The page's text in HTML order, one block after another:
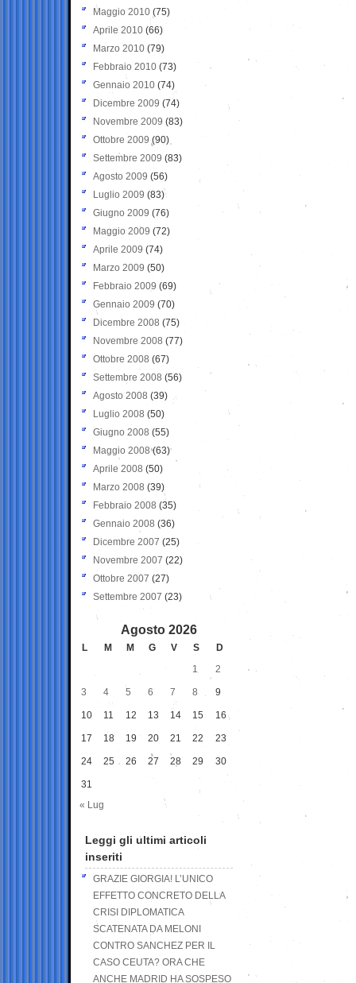
Maggio 2010 (75)
Aprile 2010 (66)
Marzo 2010 (79)
Febbraio 2010 (73)
Gennaio 2010 (74)
Dicembre 2009 (74)
Novembre 2009 (83)
Ottobre 2009 (90)
Settembre 2009 (83)
Agosto 2009 (56)
Luglio 2009 (83)
Giugno 2009 (76)
Maggio 2009 (72)
Aprile 2009 (74)
Marzo 2009 (50)
Febbraio 2009 (69)
Gennaio 2009 (70)
Dicembre 2008 (75)
Novembre 2008 (77)
Ottobre 2008 (67)
Settembre 2008 (56)
Agosto 2008 (39)
Luglio 2008 (50)
Giugno 2008 (55)
Maggio 2008(63)
Aprile 2008 (50)
Marzo 2008 (39)
Febbraio 2008 (35)
Gennaio 2008 (36)
Dicembre 2007 (25)
Novembre 2007 (22)
Ottobre 2007 (27)
Settembre 2007 (23)
Agosto 2026
L M M G V S
D
1
2
3 4 5 6 7 8 9
10 11 12 13 14 15 16
17 18 19 20 21 22 23
24 25 26 27 28 29 30
31
« Lug
Leggi gli ultimi articoli
inseriti
GRAZIE GIORGIA! L’UNICO
EFFETTO CONCRETO DELLA
CRISI DIPLOMATICA
SCATENATA DA MELONI
CONTRO SANCHEZ PER IL
CASO CEUTA? ORA CHE
ANCHE MADRID HA SOSPESO